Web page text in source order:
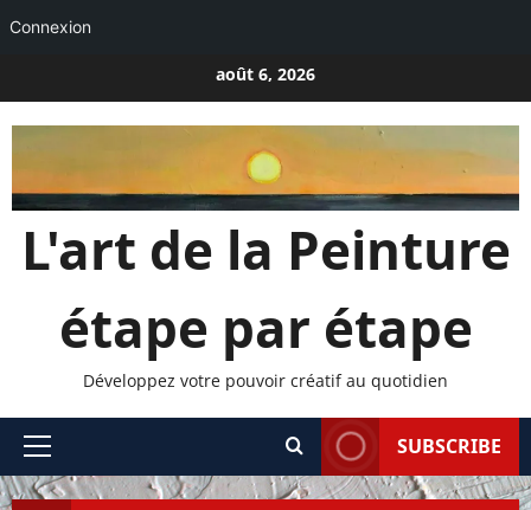
Connexion
au
contenu
août 6, 2026
L'art de la Peinture
étape par étape
Développez votre pouvoir créatif au quotidien
Menu
principal
SUBSCRIBE